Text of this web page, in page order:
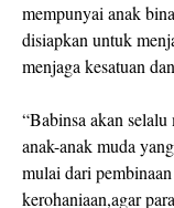
mempunyai anak
disiapkan untuk
menjaga kesatuan
“Babinsa akan
anak-anak muda
mulai dari
kerohaniaan,agar